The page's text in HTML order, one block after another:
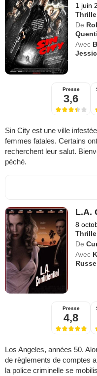
1 juin
De
Avec
Presse
3,6
Sin City est une ville
femmes fatales. Certains
recherchent leur salut.
péché.
L.A.
8
De
Avec
Presse
4,8
Los Angeles, années 50.
de règlements de comptes
la police criminelle se